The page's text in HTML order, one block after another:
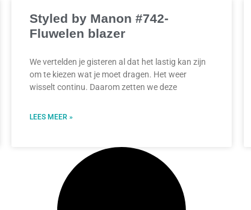
Styled by Manon #742-
Fluwelen blazer
We vertelden je gisteren al dat het lastig kan zijn
om te kiezen wat je moet dragen. Het weer
wisselt continu. Daarom zetten we deze
LEES MEER »